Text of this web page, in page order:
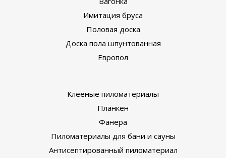
Имитация бруса
Половая доска
Доска пола шпунтованная
Европол
Клееные пиломатериалы
Планкен
Фанера
Пиломатериалы для бани и сауны
Антисептированный пиломатериал